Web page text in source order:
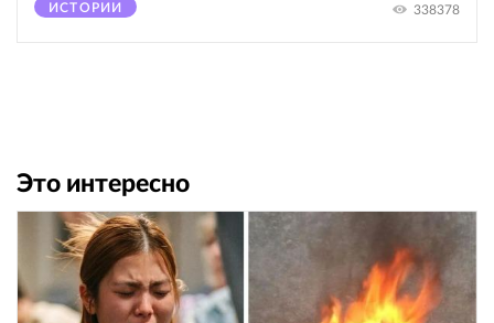
ИСТОРИИ 338378
Это интересно